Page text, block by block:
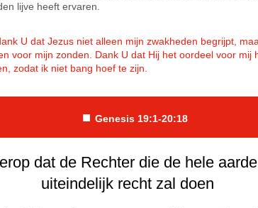
lijve heeft ervaren.
U dat Jezus niet alleen mijn zwakheden begrijpt,
voor mijn zonden. Dank U dat Hij het oordeel voor mij
zodat ik niet bang hoef te zijn.
■ Genesis 19:1-20:18
dat de Rechter die de hele
uiteindelijk recht zal doen